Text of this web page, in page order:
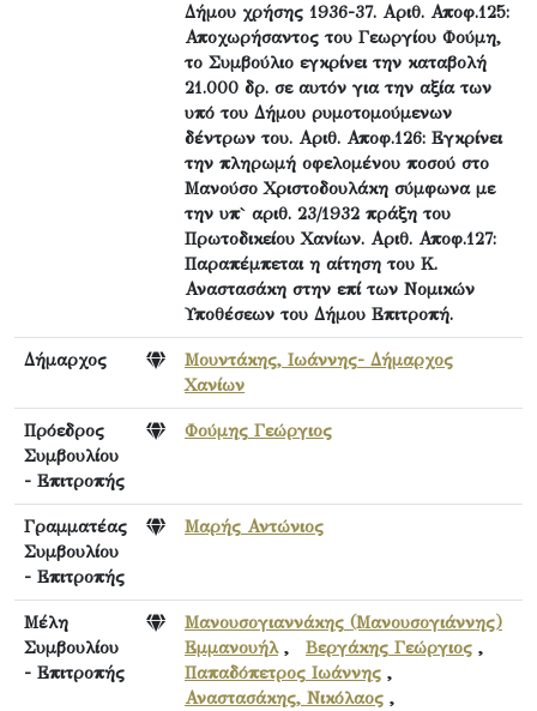
Δήμου χρήσης 1936-37. Αριθ. Αποφ.125:
Αποχωρήσαντος του Γεωργίου Φούμη,
το Συμβούλιο εγκρίνει την καταβολή
21.000 δρ. σε αυτόν για την αξία των
υπό του Δήμου ρυμοτομούμενων
δέντρων του. Αριθ. Αποφ.126: Εγκρίνει
την πληρωμή οφελομένου ποσού στο
Μανούσο Χριστοδουλάκη σύμφωνα με
την υπ` αριθ. 23/1932 πράξη του
Πρωτοδικείου Χανίων. Αριθ. Αποφ.127:
Παραπέμπεται η αίτηση του Κ.
Αναστασάκη στην επί των Νομικών
Υποθέσεων του Δήμου Επιτροπή.
Δήμαρχος
Μουντάκης, Ιωάννης- Δήμαρχος
Χανίων
Πρόεδρος
Συμβουλίου
- Επιτροπής
Φούμης Γεώργιος
Γραμματέας
Συμβουλίου
- Επιτροπής
Μαρής Αντώνιος
Μέλη
Συμβουλίου
- Επιτροπής
Μανουσογιαννάκης (Μανουσογιάννης)
Εμμανουήλ, Βεργάκης Γεώργιος ,
Παπαδόπετρος Ιωάννης ,
Αναστασάκης, Νικόλαος ,